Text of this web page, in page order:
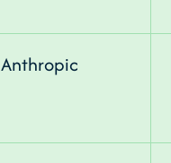
Anthropic